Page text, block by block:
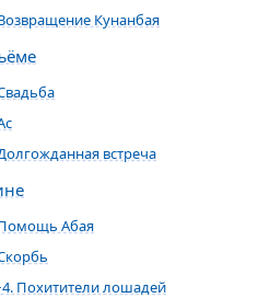
Кунанбая
встреча
Помощь Абая
Похитители лошадей